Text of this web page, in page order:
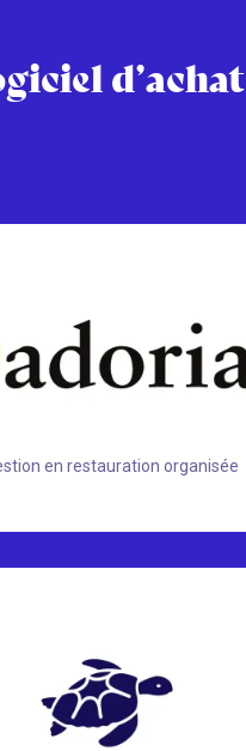
d’achat
en restauration organisée